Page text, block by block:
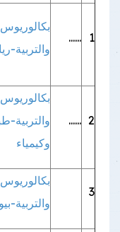
1
......
والتربية-
2
......
والتربية-
وكيمياء
3
والتربية-